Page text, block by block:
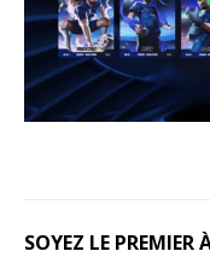
SOYEZ LE PREMIER